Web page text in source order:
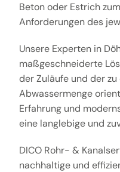
Beton oder Estrich
Anforderungen des
Unsere Experten in
maßgeschneiderte
der Zuläufe und der
Abwassermenge
Erfahrung und
eine langlebige und
DICO Rohr- &
nachhaltige und